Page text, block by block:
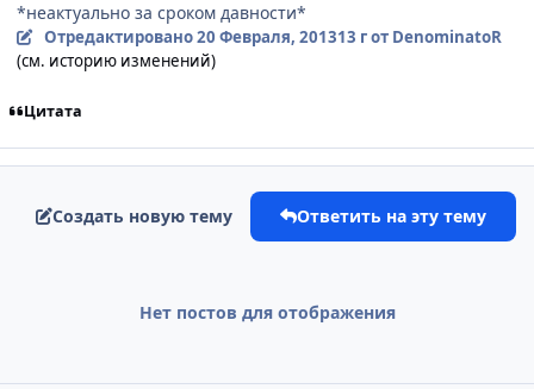
*неактуально за сроком давности*
Отредактировано20 Февраля, 201313 гот DenominatoR
(см. историю изменений)
Цитата
Создать новую тему Ответить на эту тему
Нет постов для отображения